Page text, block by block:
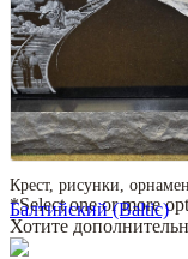
Крест, рисунки,
*Select one or more
Хотите
Балтийский (Baltic)